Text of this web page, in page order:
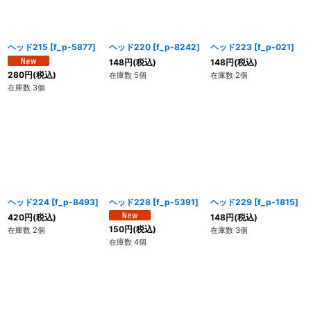
ヘッド215 [f_p-5877]
280円(税込)
在庫数 3個
ヘッド220 [f_p-8242]
148円(税込)
在庫数 5個
ヘッド223 [f_p-021]
148円(税込)
在庫数 2個
ヘッド224 [f_p-8493]
420円(税込)
在庫数 2個
ヘッド228 [f_p-5391]
150円(税込)
在庫数 4個
ヘッド229 [f_p-1815]
148円(税込)
在庫数 3個